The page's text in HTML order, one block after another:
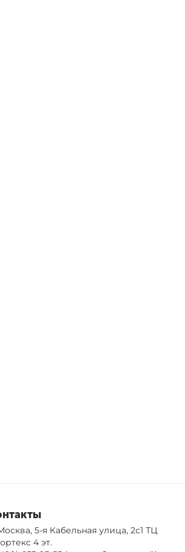
5-я Кабельная улица, 2с1 ТЦ
4 эт.